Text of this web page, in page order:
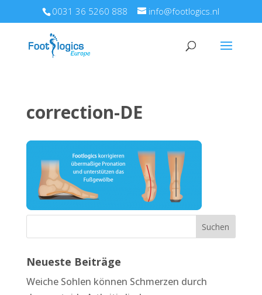
0031 36 5260 888 info@footlogics.nl
correction-DE
Neueste Beiträge
Weiche Sohlen können Schmerzen durch